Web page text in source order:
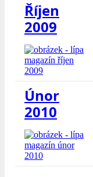
Říjen
2009
Únor
2010